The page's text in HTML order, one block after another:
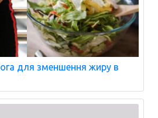
для зменшення жиру в